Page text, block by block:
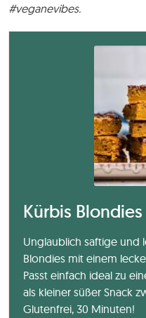
#veganevibes.
Kürbis
Unglaublich saftige und
Blondies mit einem
Passt einfach ideal zu
als kleiner süßer Snack
Glutenfrei, 30 Minuten!